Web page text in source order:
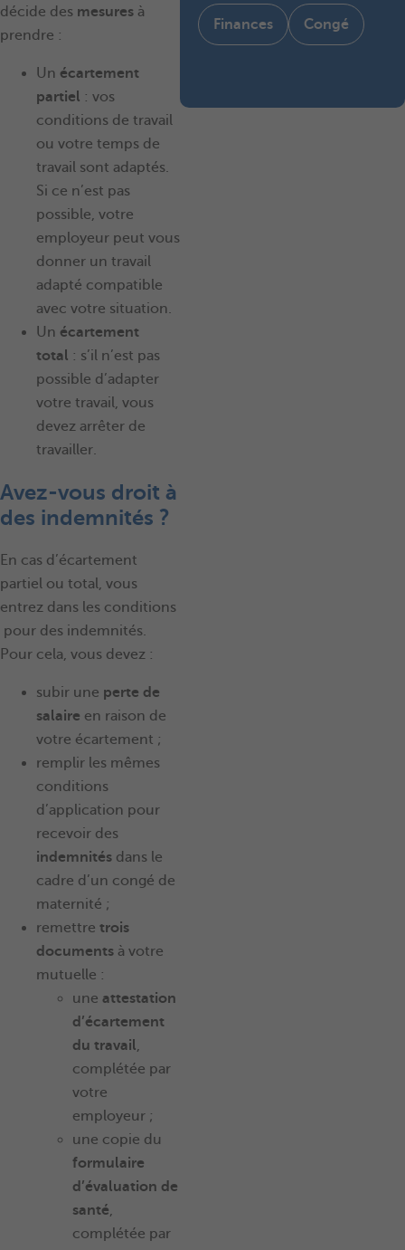
décide des mesures à
prendre :
Un écartement
partiel : vos
conditions de travail
ou votre temps de
travail sont adaptés.
Si ce n’est pas
possible, votre
employeur peut vous
donner un travail
adapté compatible
avec votre situation.
Un écartement
total : s’il n’est pas
possible d’adapter
votre travail, vous
devez arrêter de
travailler.
Avez-vous droit à
des indemnités ?
En cas d’écartement
partiel ou total, vous
entrez dans les conditions
pour des indemnités.
Pour cela, vous devez :
subir une perte de
salaire en raison de
votre écartement ;
remplir les mêmes
conditions
d’application pour
recevoir des
indemnités dans le
cadre d’un congé de
maternité ;
remettre trois
documents à votre
mutuelle :
une attestation
d’écartement
du travail,
complétée par
votre
employeur ;
une copie du
formulaire
d’évaluation de
santé,
complétée par
Finances Congé